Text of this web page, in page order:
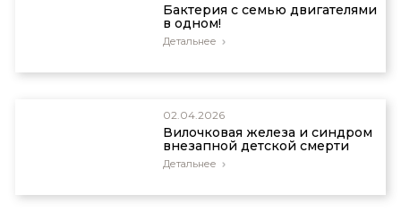
Бактерия с семью двигателями
в одном!
Детальнее
02.04.2026
Вилочковая железа и синдром
внезапной детской смерти
Детальнее